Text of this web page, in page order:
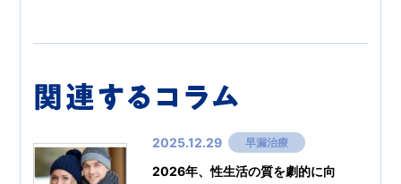
2025.12.29 早漏治療
2026年、性生活の質を劇的に向